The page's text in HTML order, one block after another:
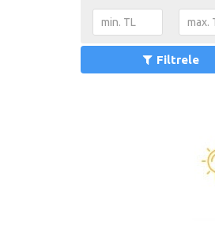
Filtrele